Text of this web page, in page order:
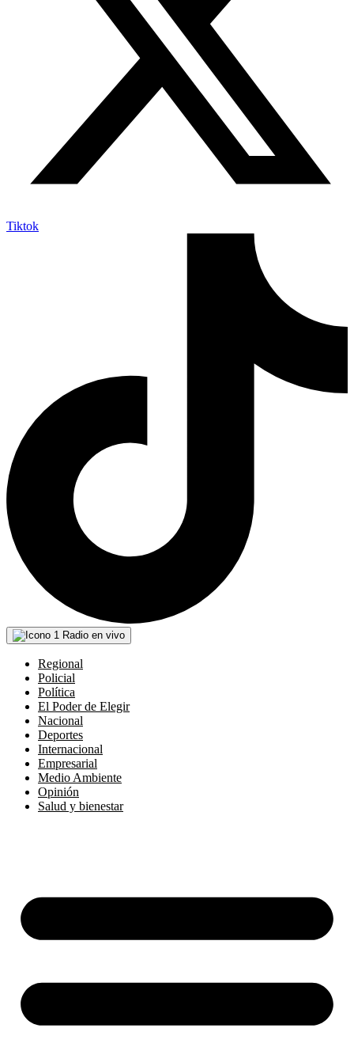
Tiktok
Radio en vivo
Regional
Policial
Política
El Poder de Elegir
Nacional
Deportes
Internacional
Empresarial
Medio Ambiente
Opinión
Salud y bienestar